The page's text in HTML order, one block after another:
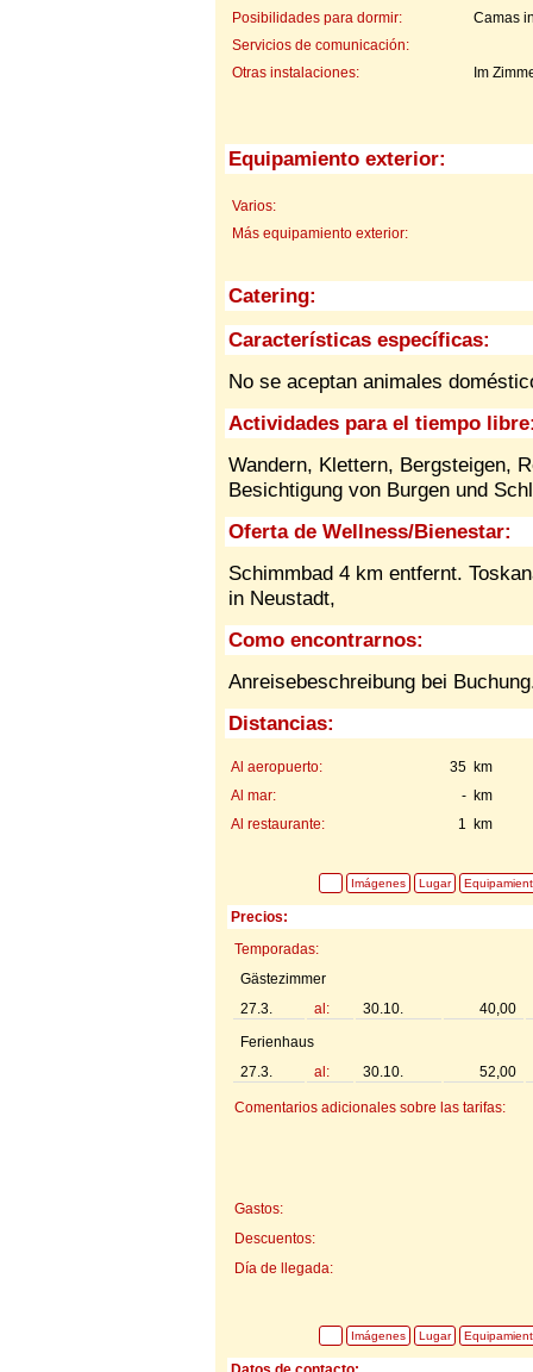
Posibilidades para dormir:
Camas
Servicios de comunicación:
Otras instalaciones:
Im
Equipamiento exterior:
Varios:
Más equipamiento exterior:
Catering:
Características específicas:
No se aceptan animales
Actividades para el tiempo
Wandern, Klettern, Bergsteigen,
Besichtigung von Burgen und
Oferta de Wellness/Bienestar:
Schimmbad 4 km entfernt.
in Neustadt,
Como encontrarnos:
Anreisebeschreibung bei
Distancias:
35 km
Al aeropuerto:
- km
Al mar:
1 km
Al restaurante:
Imágenes Lugar
Precios:
Temporadas:
Gästezimmer
27.3.
al: 30.10.
40,00
Ferienhaus
27.3.
al: 30.10. 52,00
Comentarios adicionales sobre las tarifas:
Gastos:
Descuentos:
Día de llegada:
Imágenes Lugar